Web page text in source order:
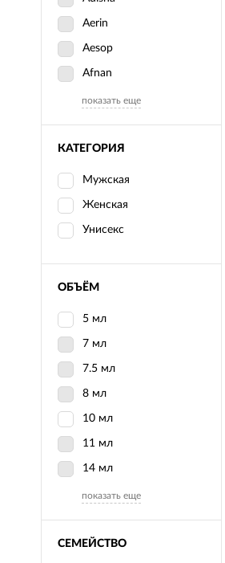
Aerin
Aesop
Afnan
показать еще
КАТЕГОРИЯ
Мужская
Женская
Унисекс
ОБЪЁМ
5 мл
7 мл
7.5 мл
8 мл
10 мл
11 мл
14 мл
показать еще
СЕМЕЙСТВО